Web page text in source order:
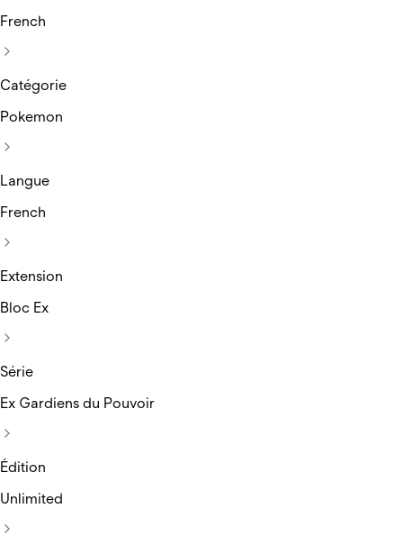
French
Catégorie
Pokemon
Langue
French
Extension
Bloc Ex
Série
Ex Gardiens du Pouvoir
Édition
Unlimited